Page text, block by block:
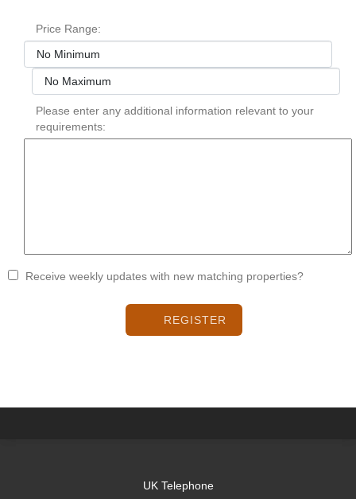
Price Range:
Please enter any additional information relevant to your
requirements:
Receive weekly updates with new matching properties?
REGISTER
UK Telephone